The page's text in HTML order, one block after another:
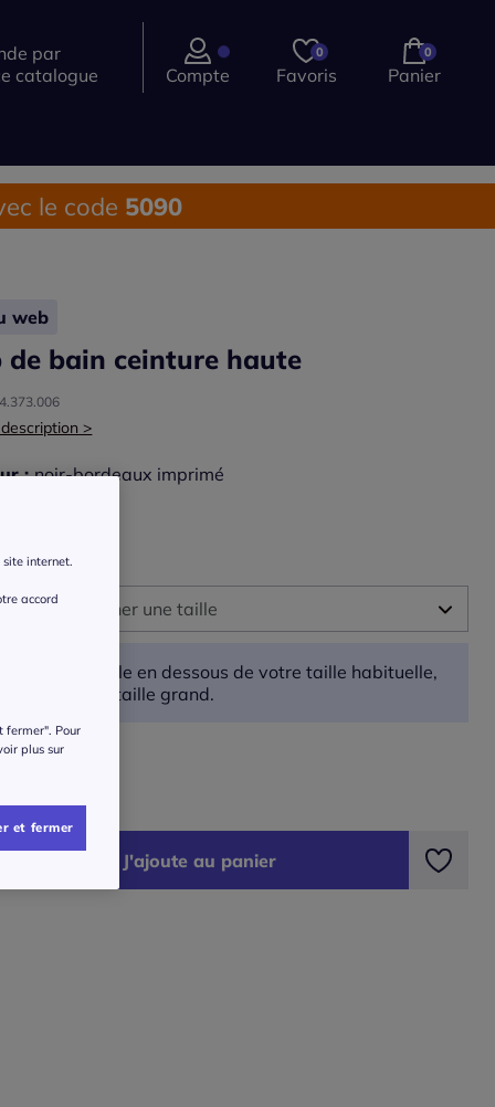
par
catalogue
Compte
0
Favoris
0
Panier
le code 5090
web
de bain ceinture haute
>
:noir-bordeaux imprimé
sélectionner une taille
Disponible dans 3 semaines
Disponible dans 3 semaines
Prenez une taille en dessous de votre taille habituelle,
car ce produit taille grand.
des tailles
J'ajoute au panier
site internet.
accord
fermer". Pour
plus sur
et fermer